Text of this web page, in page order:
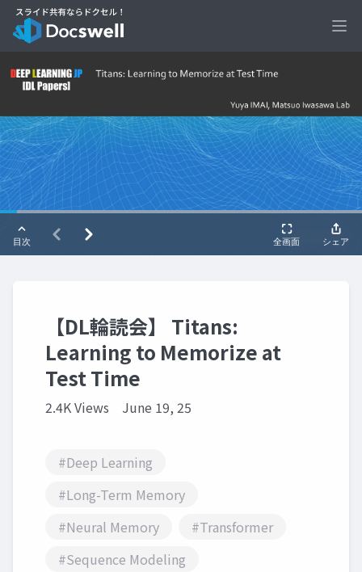
【DL輪読会】 Titans:
Learning to Memorize at
Test Time
2.4K Views June 19, 25
#Deep Learning
#Long-Term Memory
#Neural Memory
#Transformer
#Sequence Modeling